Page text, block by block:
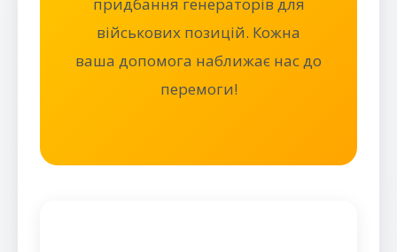
військових позицій. Кожна
ваша допомога наближає нас до
перемоги!